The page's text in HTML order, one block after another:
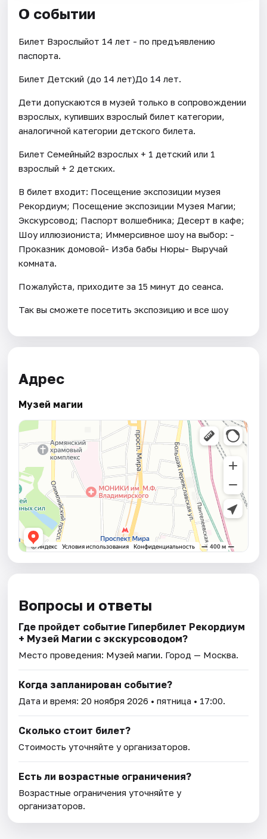
О событии
Билет Взрослыйот 14 лет - по предъявлению
паспорта.
Билет Детский (до 14 лет)До 14 лет.
Дети допускаются в музей только в сопровождении
взрослых, купивших взрослый билет категории,
аналогичной категории детского билета.
Билет Семейный2 взрослых + 1 детский или 1
взрослый + 2 детских.
В билет входит: Посещение экспозиции музея
Рекордиум; Посещение экспозиции Музея Магии;
Экскурсовод; Паспорт волшебника; Десерт в кафе;
Шоу иллюзиониста; Иммерсивное шоу на выбор: -
Проказник домовой- Изба бабы Нюры- Выручай
комната.
Пожалуйста, приходите за 15 минут до сеанса.
Так вы сможете посетить экспозицию и все шоу
Адрес
Музей магии
Вопросы и ответы
Где пройдет событие Гипербилет Рекордиум
+ Музей Магии с экскурсоводом?
Место проведения: Музей магии. Город — Москва.
Когда запланирован событие?
Дата и время:20 ноября 2026 • пятница • 17:00.
Сколько стоит билет?
Стоимость уточняйте у организаторов.
Есть ли возрастные ограничения?
Возрастные ограничения уточняйте у
организаторов.